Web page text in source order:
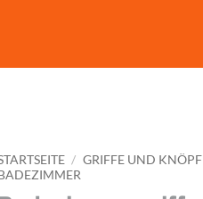
/ GRIFFE UND